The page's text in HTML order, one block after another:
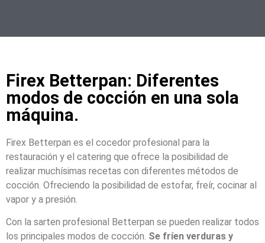
Firex Betterpan: Diferentes
modos de cocción en una sola
máquina.
Firex Betterpan es el cocedor profesional para la
restauración y el catering que ofrece la posibilidad de
realizar muchísimas recetas con diferentes métodos de
cocción. Ofreciendo la posibilidad de estofar, freír, cocinar al
vapor y a presión.
Con la sarten profesional Betterpan se pueden realizar todos
los principales modos de cocción. Se fríen verduras y